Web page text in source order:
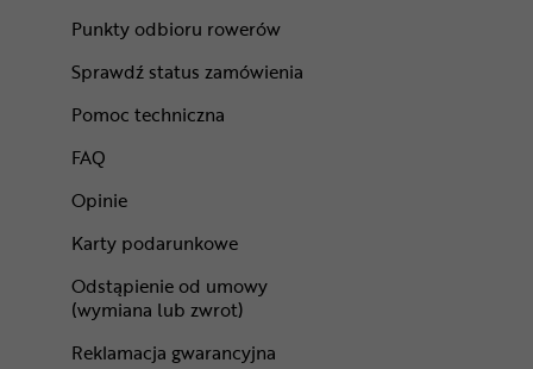
Punkty odbioru rowerów
Sprawdź status zamówienia
Pomoc techniczna
FAQ
Opinie
Karty podarunkowe
Odstąpienie od umowy
(wymiana lub zwrot)
Reklamacja gwarancyjna